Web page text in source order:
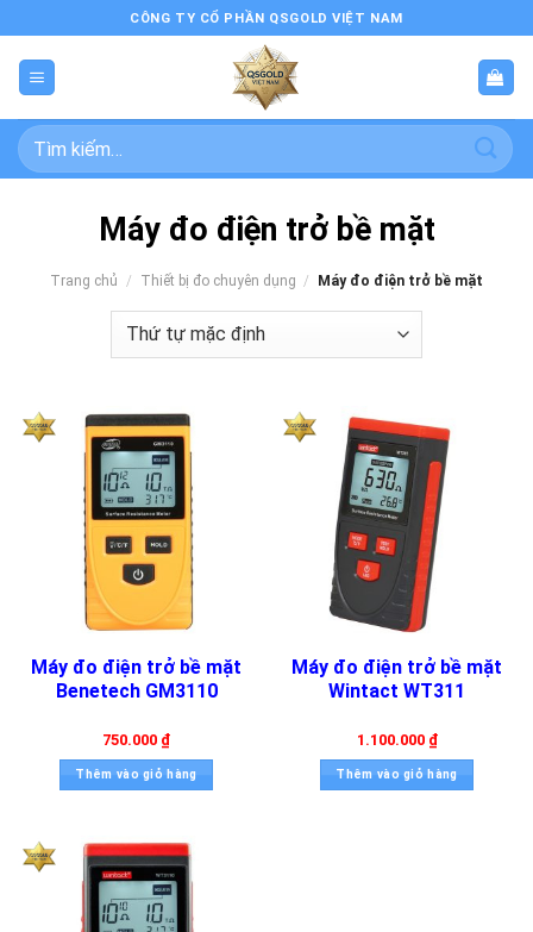
qua
dung
CÔNG TY CỔ PHẦN QSGOLD VIỆT NAM
Tìm
kiếm:
Máy đo điện trở bề mặt
Trang chủ / Thiết bị đo chuyên dụng / Máy đo điện trở bề mặt
Máy đo điện trở bề mặt
Benetech GM3110
750.000 ₫
Thêm vào giỏ hàng
Máy đo điện trở bề mặt
Wintact WT311
1.100.000 ₫
Thêm vào giỏ hàng